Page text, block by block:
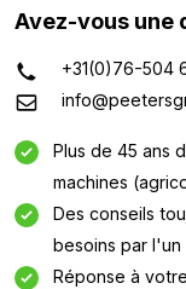
Avez-vous une
+31(0)76-504
Plus de 45 ans
machines
Des conseils
besoins par
Réponse à